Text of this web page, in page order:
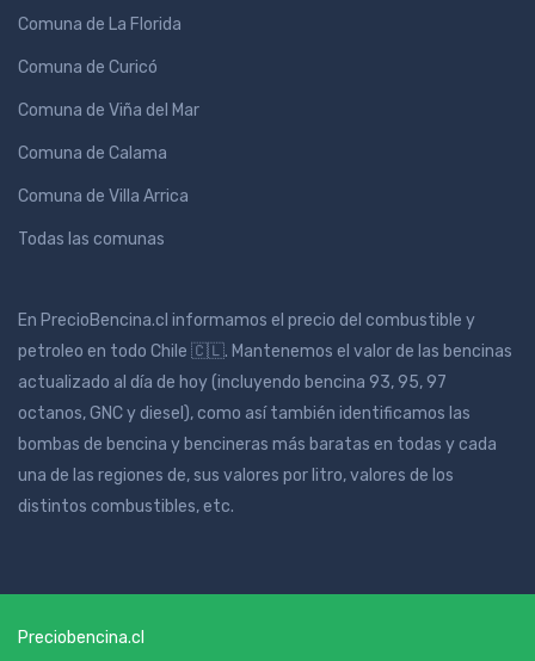
Comuna de La Florida
Comuna de Curicó
Comuna de Viña del Mar
Comuna de Calama
Comuna de Villa Arrica
Todas las comunas
En PrecioBencina.cl informamos el precio del combustible y
petroleo en todo Chile 🇨🇱. Mantenemos el valor de las bencinas
actualizado al día de hoy (incluyendo bencina 93, 95, 97
octanos, GNC y diesel), como así también identificamos las
bombas de bencina y bencineras más baratas en todas y cada
una de las regiones de, sus valores por litro, valores de los
distintos combustibles, etc.
Preciobencina.cl